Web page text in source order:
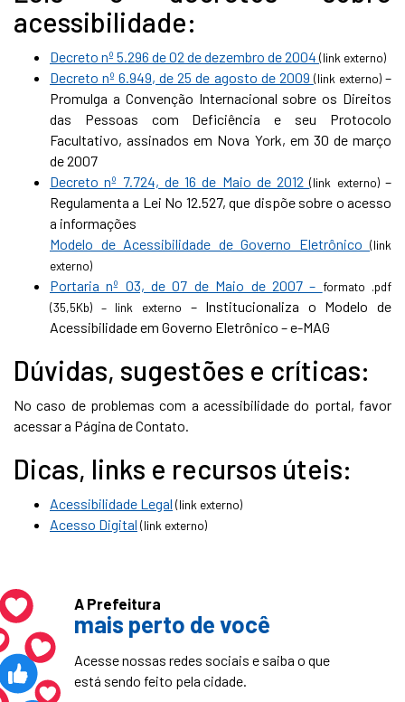
acessibilidade:
Decreto nº 5.296 de 02 de dezembro de 2004 (link externo)
Decreto nº 6.949, de 25 de agosto de 2009 (link externo)–
Promulga a Convenção Internacional sobre os Direitos
das Pessoas com Deficiência e seu Protocolo
Facultativo, assinados em Nova York, em 30 de março
de 2007
Decreto nº 7.724, de 16 de Maio de 2012(link externo)–
Regulamenta a Lei No 12.527, que dispõe sobre o acesso
a informações
Modelo de Acessibilidade de Governo Eletrônico (link
externo)
Portaria nº 03, de 07 de Maio de 2007 – formato .pdf
(35,5Kb) – link externo
– Institucionaliza o Modelo de
Acessibilidade em Governo Eletrônico – e-MAG
Dúvidas, sugestões e críticas:
No caso de problemas com a acessibilidade do portal, favor
acessar a Página de Contato.
Dicas, links e recursos úteis:
Acessibilidade Legal (link externo)
Acesso Digital (link externo)
A Prefeitura
mais perto de você
Acesse nossas redes sociais e saiba o que
está sendo feito pela cidade.